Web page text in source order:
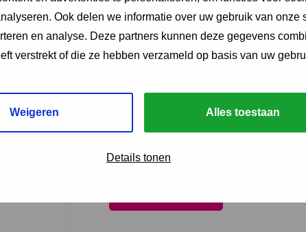
Ook delen we informatie over uw gebruik van onze
en analyse. Deze partners kunnen deze gegevens
verstrekt of die ze hebben verzameld op basis van uw
Weigeren Alles toestaan
Details tonen
Bericht *